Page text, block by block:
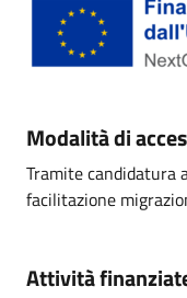
Modalità di
Tramite candidatura
facilitazione
Attività